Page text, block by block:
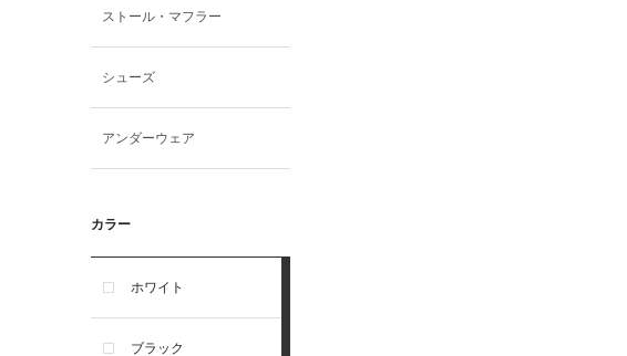
ストール・マフラー
シューズ
アンダーウェア
カラー
ホワイト
ブラック